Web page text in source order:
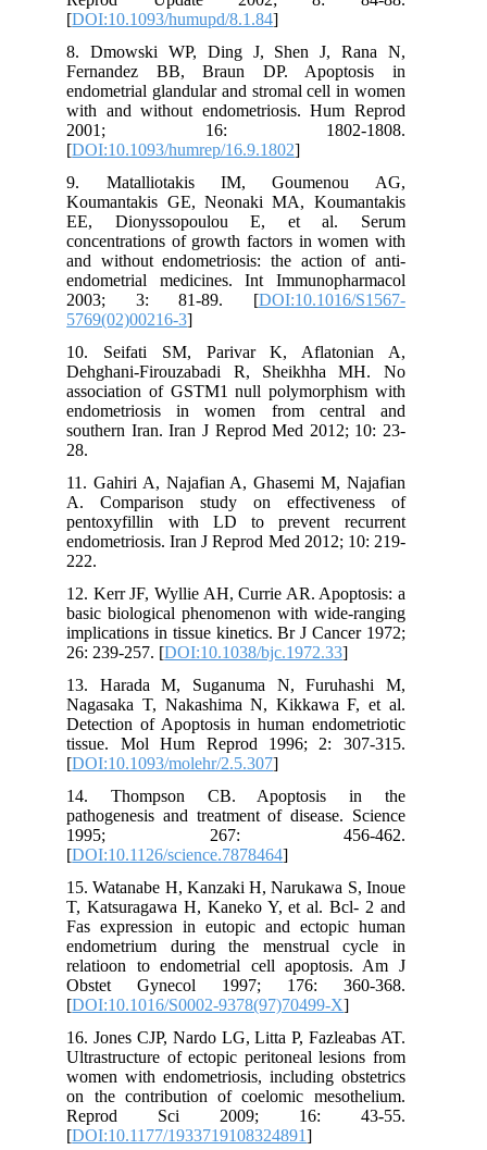
[DOI:10.1093/humupd/8.1.84
8. Dmowski WP, Ding J, Shen J, Rana N,
Fernandez BB, Braun DP. Apoptosis in
endometrial glandular and stromal cell in women
with and without endometriosis. Hum Reprod
2001; 16: 1802-1808.
[DOI:10.1093/humrep/16.9.1802
9. Matalliotakis IM, Goumenou AG,
Koumantakis GE, Neonaki MA, Koumantakis
EE, Dionyssopoulou E, et al. Serum
concentrations of growth factors in women with
and without endometriosis: the action of anti-
endometrial medicines. Int Immunopharmacol
2003; 3: 81-89. [DOI:10.1016/S1567-
5769(02)00216-3
10. Seifati SM, Parivar K, Aflatonian A,
Dehghani-Firouzabadi R, Sheikhha MH. No
association of GSTM1 null polymorphism with
endometriosis in women from central and
southern Iran. Iran J Reprod Med 2012; 10: 23-
28.
11. Gahiri A, Najafian A, Ghasemi M, Najafian
A. Comparison study on effectiveness of
pentoxyfillin with LD to prevent recurrent
endometriosis. Iran J Reprod Med 2012; 10: 219-
222.
12. Kerr JF, Wyllie AH, Currie AR. Apoptosis: a
basic biological phenomenon with wide-ranging
implications in tissue kinetics. Br J Cancer 1972;
26: 239-257. [DOI:10.1038/bjc.1972.33
13. Harada M, Suganuma N, Furuhashi M,
Nagasaka T, Nakashima N, Kikkawa F, et al.
Detection of Apoptosis in human endometriotic
tissue. Mol Hum Reprod 1996; 2: 307-315.
[DOI:10.1093/molehr/2.5.307
14. Thompson CB. Apoptosis in the
pathogenesis and treatment of disease. Science
1995; 267: 456-462.
[DOI:10.1126/science.7878464
15. Watanabe H, Kanzaki H, Narukawa S, Inoue
T, Katsuragawa H, Kaneko Y, et al. Bcl- 2 and
Fas expression in eutopic and ectopic human
endometrium during the menstrual cycle in
relatioon to endometrial cell apoptosis. Am J
Obstet Gynecol 1997; 176: 360-368.
[DOI:10.1016/S0002-9378(97)70499-X
16. Jones CJP, Nardo LG, Litta P, Fazleabas AT.
Ultrastructure of ectopic peritoneal lesions from
women with endometriosis, including obstetrics
on the contribution of coelomic mesothelium.
Reprod Sci 2009; 16: 43-55.
[DOI:10.1177/1933719108324891